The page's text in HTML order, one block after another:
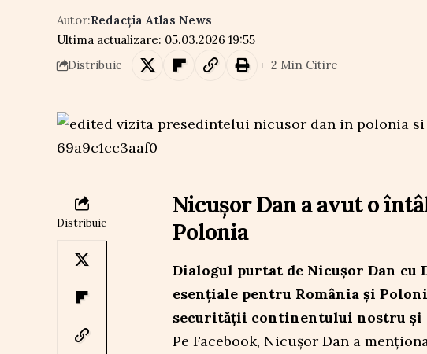
Ultima actualizare: 05.03.2026 19:55
Autor:Redacția Atlas News
Distribuie 2 Min Citire
Distribuie
Nicușor Dan a avut o
Polonia
Dialogul purtat de Nicușor Dan cu
esențiale pentru România și
securității continentului nostru
Pe Facebook, Nicușor Dan a